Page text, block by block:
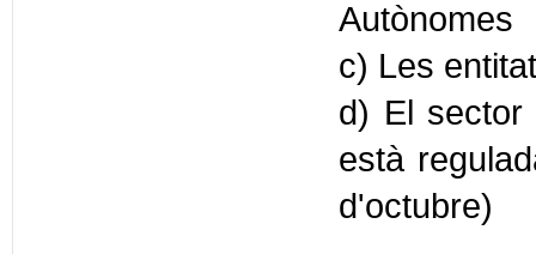
Autònomes
c) Les
d) El sector
està
d'octubre)